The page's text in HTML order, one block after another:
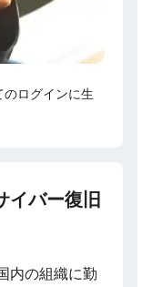
ログインに生
イバー復旧
内の組織に勤